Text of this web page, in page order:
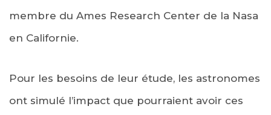
membre du Ames Research Center de la Nasa
en Californie.
Pour les besoins de leur étude, les astronomes
ont simulé l’impact que pourraient avoir ces